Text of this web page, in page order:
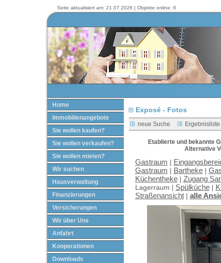
Seite aktualisiert am: 21.07.2026 | Objekte online: 6
Home
Immobilienangebote
Sie wollen kaufen?
Sie wollen verkaufen?
Sie wollen mieten?
Wir suchen
Hausverwaltung
Finanzierungen
Versicherungen
Wir über Uns
Anfahrt
Kooperationen
Downloads
Exposé - Fotos
neue Suche Ergebnisliste
Etablierte und bekannte
Alternative
Gastraum
Gastraum
Bartheke|
Küchentheke| Zugang
Lagerraum | Spülküche|
Straßenansicht| alle